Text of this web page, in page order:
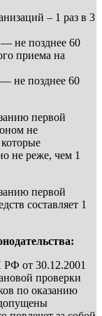
– 1 раз в 3
не позднее 60
приема на
не позднее 60
первой
не
не реже, чем 1
первой
составляет 1
РФ от 30.12.2001
проверки
по оказанию